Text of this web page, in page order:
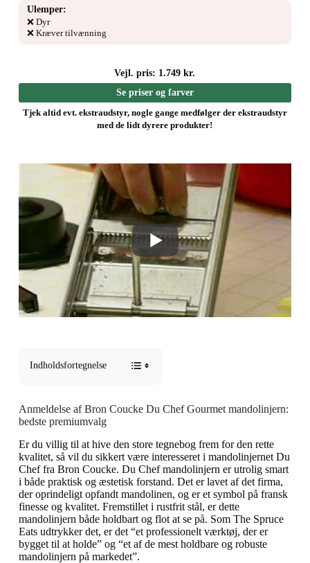
Ulemper:
❌ Dyr
❌ Kræver tilvænning
Vejl. pris: 1.749 kr.
Se priser og farver
Tjek altid evt. ekstraudstyr, nogle gange medfølger der ekstraudstyr
med de lidt dyrere produkter!
Indholdsfortegnelse
Anmeldelse af Bron Coucke Du Chef Gourmet mandolinjern:
bedste premiumvalg
Er du villig til at hive den store tegnebog frem for den rette
kvalitet, så vil du sikkert være interesseret i mandolinjernet Du
Chef fra Bron Coucke. Du Chef mandolinjern er utrolig smart
i både praktisk og æstetisk forstand. Det er lavet af det firma,
der oprindeligt opfandt mandolinen, og er et symbol på fransk
finesse og kvalitet. Fremstillet i rustfrit stål, er dette
mandolinjern både holdbart og flot at se på. Som The Spruce
Eats udtrykker det, er det “et professionelt værktøj, der er
bygget til at holde” og “et af de mest holdbare og robuste
mandolinjern på markedet”.